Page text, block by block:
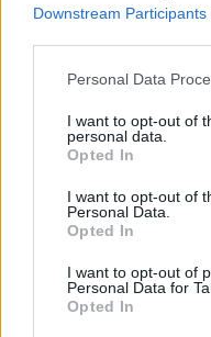
Downstream Participants
Personal Data
I want to opt-out of
personal data.
Opted In
I want to opt-out of
Personal Data.
Opted In
I want to opt-out of
Personal Data for
Opted In
ARTICLES RELACIONATS